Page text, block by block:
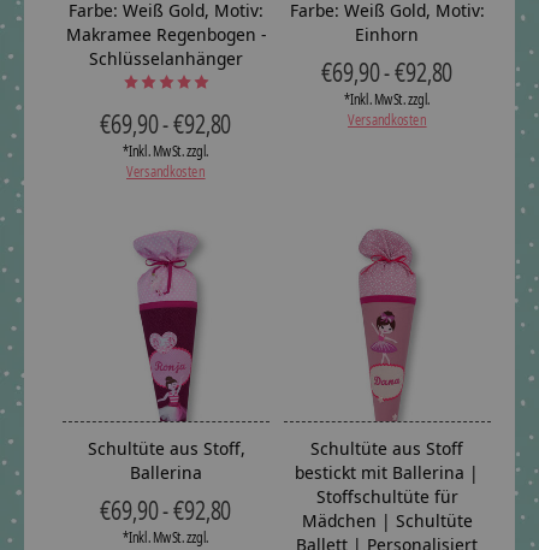
Farbe: Weiß Gold, Motiv:
Makramee Regenbogen -
Schlüsselanhänger
The rating of this product is
out of 5
€69,90 - €92,80
*Inkl. MwSt. zzgl.
Versandkosten
Farbe: Weiß Gold, Motiv:
Einhorn
€69,90 - €92,80
*Inkl. MwSt. zzgl.
Versandkosten
Schultüte aus Stoff,
Ballerina
€69,90 - €92,80
*Inkl. MwSt. zzgl.
Schultüte aus Stoff
bestickt mit Ballerina |
Stoffschultüte für
Mädchen | Schultüte
Ballett | Personalisiert